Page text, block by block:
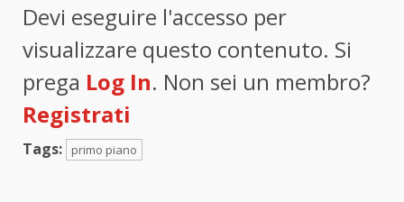
Devi eseguire l'accesso per
visualizzare questo contenuto. Si
prega Log In. Non sei un membro?
Registrati
Tags: primo piano